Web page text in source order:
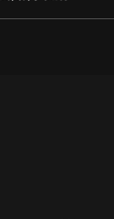
消訂閱方法